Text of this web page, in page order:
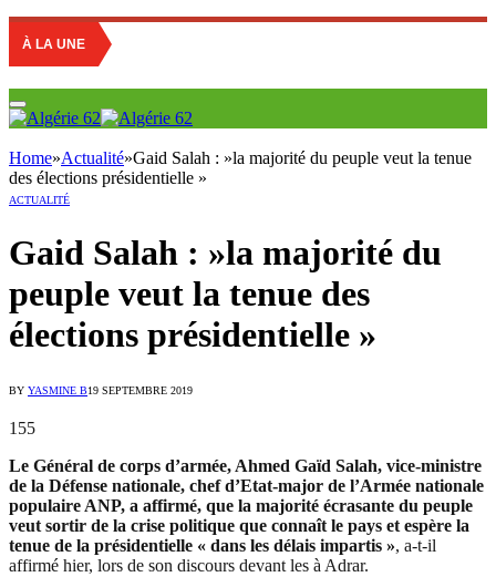
À LA UNE
Home»Actualité»Gaid Salah : »la majorité du peuple veut la tenue
des élections présidentielle »
ACTUALITÉ
Gaid Salah : »la majorité du
peuple veut la tenue des
élections présidentielle »
BY YASMINE B19 SEPTEMBRE 2019
155
Le Général de corps d’armée, Ahmed Gaïd Salah, vice-ministre
de la Défense nationale, chef d’Etat-major de l’Armée nationale
populaire ANP, a affirmé, que la majorité écrasante du peuple
veut sortir de la crise politique que connaît le pays et espère la
tenue de la présidentielle « dans les délais impartis », a-t-il
affirmé hier, lors de son discours devant les à Adrar.